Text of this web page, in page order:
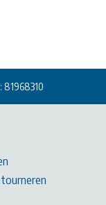
81968310